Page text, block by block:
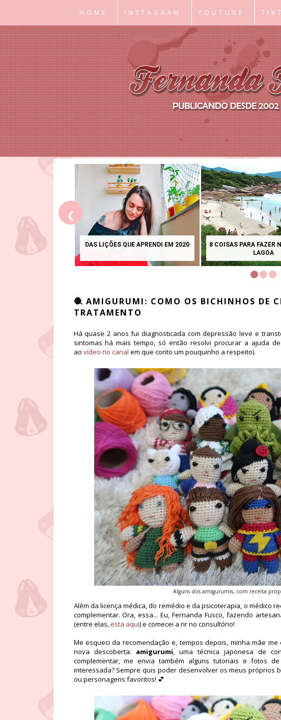
HOME INSTAGRAM YOUTUBE
DAS LIÇÕES QUE APRENDI EM 2020
8 COISAS PARA FAZER
LAGOA
❮
🧶 AMIGURUMI: COMO OS BICHINHOS DE
TRATAMENTO
Há quase 2 anos fui diagnosticada com depressão leve e
sintomas há mais tempo, só então resolvi procurar a ajuda
ao vídeo no canal em que conto um pouquinho a respeito).
Alguns dos amigurumis, com receita
Além da licença médica, do remédio e da psicoterapia, o médico
complementar. Ora, essa... Eu, Fernanda Fusco, fazendo
(entre elas, esta aqui) e comecei a rir no consultório!
Me esqueci da recomendação e, tempos depois, minha mãe
nova descoberta: amigurumi , uma técnica japonesa de
complementar, me envia também alguns tutoriais e fotos
interessada? Sempre quis poder desenvolver os meus próprios
ou personagens favoritos! 💕